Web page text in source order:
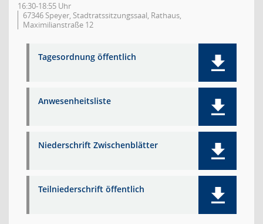
16:30-18:55 Uhr
67346 Speyer, Stadtratssitzungssaal, Rathaus,
Maximilianstraße 12
Tagesordnung öffentlich
Anwesenheitsliste
Niederschrift Zwischenblätter
Teilniederschrift öffentlich